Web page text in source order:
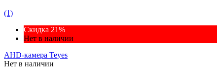
(1)
Скидка 21%
Нет в наличии
AHD-камера Teyes
Нет в наличии